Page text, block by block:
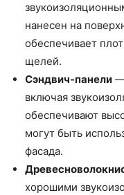
нанесен на
обеспечивает
щелей.
Сэндвич-панели —
включая
обеспечивают
могут быть
фасада.
хорошими